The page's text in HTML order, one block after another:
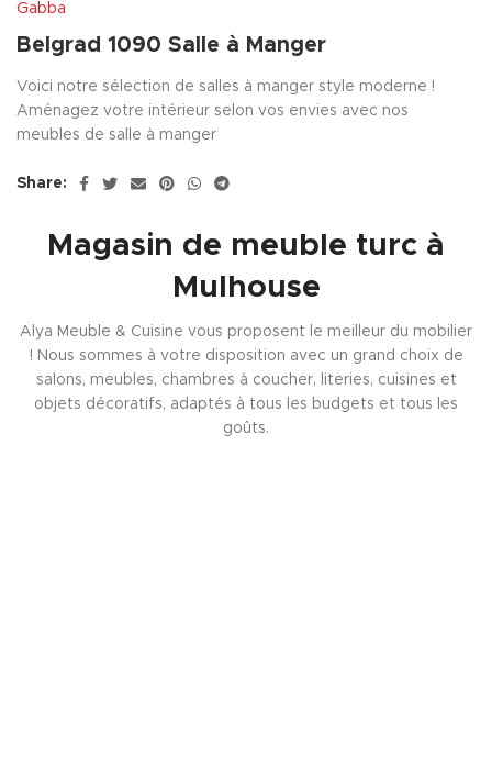
Gabba
Belgrad 1090 Salle à Manger
Voici notre sélection de salles à manger style moderne !
Aménagez votre intérieur selon vos envies avec nos
meubles de salle à manger
Share:
Magasin de meuble turc à
Mulhouse
Alya Meuble & Cuisine vous proposent le meilleur du mobilier
! Nous sommes à votre disposition avec un grand choix de
salons, meubles, chambres à coucher, literies, cuisines et
objets décoratifs, adaptés à tous les budgets et tous les
goûts.